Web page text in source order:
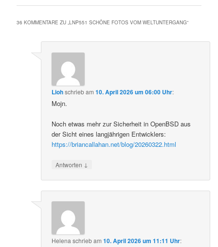
36 KOMMENTARE ZU „LNP551 SCHÖNE FOTOS VOM WELTUNTERGANG“
Liohschriebam10. April 2026 um 06:00 Uhr:
Mojn.
Noch etwas mehr zur Sicherheit in OpenBSD aus
der Sicht eines langjährigen Entwicklers:
https://briancallahan.net/blog/20260322.html
Antworten ↓
Helena schriebam10. April 2026 um 11:11 Uhr: